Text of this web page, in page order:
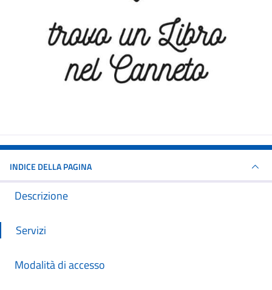
INDICE DELLA PAGINA
Descrizione
Servizi
Modalità di accesso